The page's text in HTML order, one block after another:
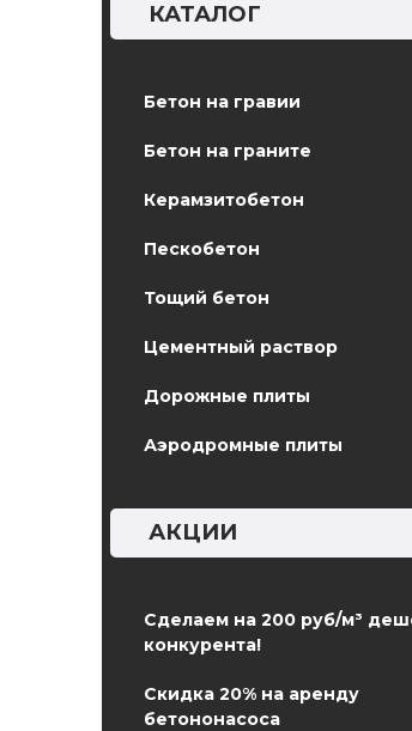
КАТАЛОГ
Бетон на гравии
Бетон на граните
Керамзитобетон
Пескобетон
Тощий бетон
Цементный раствор
Дорожные плиты
Аэродромные плиты
АКЦИИ
Сделаем на 200 руб/м³
конкурента!
Скидка 20% на аренду
бетононасоса